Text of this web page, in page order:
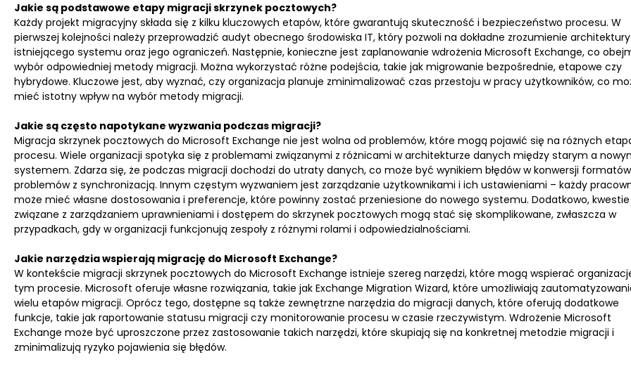
Jakie są podstawowe etapy migracji skrzynek pocztowych?
Każdy projekt migracyjny składa się z kilku kluczowych etapów, które gwarantują skuteczność i bezpieczeństwo procesu. W
pierwszej kolejności należy przeprowadzić audyt obecnego środowiska IT, który pozwoli na dokładne zrozumienie architektury
istniejącego systemu oraz jego ograniczeń. Następnie, konieczne jest zaplanowanie wdrożenia Microsoft Exchange, co
wybór odpowiedniej metody migracji. Można wykorzystać różne podejścia, takie jak migrowanie bezpośrednie, etapowe czy
hybrydowe. Kluczowe jest, aby wyznać, czy organizacja planuje zminimalizować czas przestoju w pracy użytkowników, co
mieć istotny wpływ na wybór metody migracji.
Jakie są często napotykane wyzwania podczas migracji?
Migracja skrzynek pocztowych do Microsoft Exchange nie jest wolna od problemów, które mogą pojawić się na różnych
procesu. Wiele organizacji spotyka się z problemami związanymi z różnicami w architekturze danych między starym a
systemem. Zdarza się, że podczas migracji dochodzi do utraty danych, co może być wynikiem błędów w konwersji
problemów z synchronizacją. Innym częstym wyzwaniem jest zarządzanie użytkownikami i ich ustawieniami – każdy
może mieć własne dostosowania i preferencje, które powinny zostać przeniesione do nowego systemu. Dodatkowo, kwestie
związane z zarządzaniem uprawnieniami i dostępem do skrzynek pocztowych mogą stać się skomplikowane, zwłaszcza w
przypadkach, gdy w organizacji funkcjonują zespoły z różnymi rolami i odpowiedzialnościami.
Jakie narzędzia wspierają migrację do Microsoft Exchange?
W kontekście migracji skrzynek pocztowych do Microsoft Exchange istnieje szereg narzędzi, które mogą wspierać
tym procesie. Microsoft oferuje własne rozwiązania, takie jak Exchange Migration Wizard, które umożliwiają
wielu etapów migracji. Oprócz tego, dostępne są także zewnętrzne narzędzia do migracji danych, które oferują dodatkowe
funkcje, takie jak raportowanie statusu migracji czy monitorowanie procesu w czasie rzeczywistym. Wdrożenie Microsoft
Exchange może być uproszczone przez zastosowanie takich narzędzi, które skupiają się na konkretnej metodzie migracji i
zminimalizują ryzyko pojawienia się błędów.